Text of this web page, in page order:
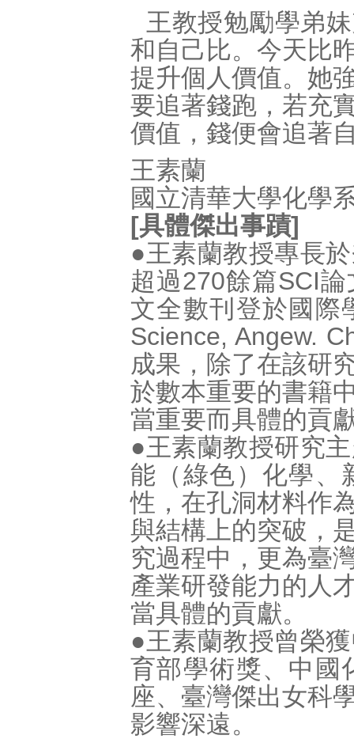
王教授勉勵學弟
和自己比。今天比
提升個人價值。她
要追著錢跑，若充
價值，錢便會追著
王素蘭
國立清華大學化學
[具體傑出事蹟]
●王素蘭教授專長
超過270餘篇SCI
文全數刊登於國際
Science, Angew.
成果，除了在該研
於數本重要的書籍
當重要而具體的貢
●王素蘭教授研究
能（綠色）化學、
性，在孔洞材料作
與結構上的突破，
究過程中，更為臺
產業研發能力的人
當具體的貢獻。
●王素蘭教授曾榮
育部學術獎、中國
座、臺灣傑出女科
影響深遠。